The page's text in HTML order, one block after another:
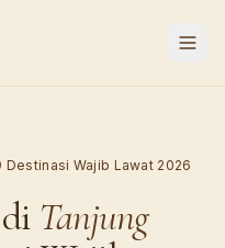
Wajib Lawat 2026
Tanjung